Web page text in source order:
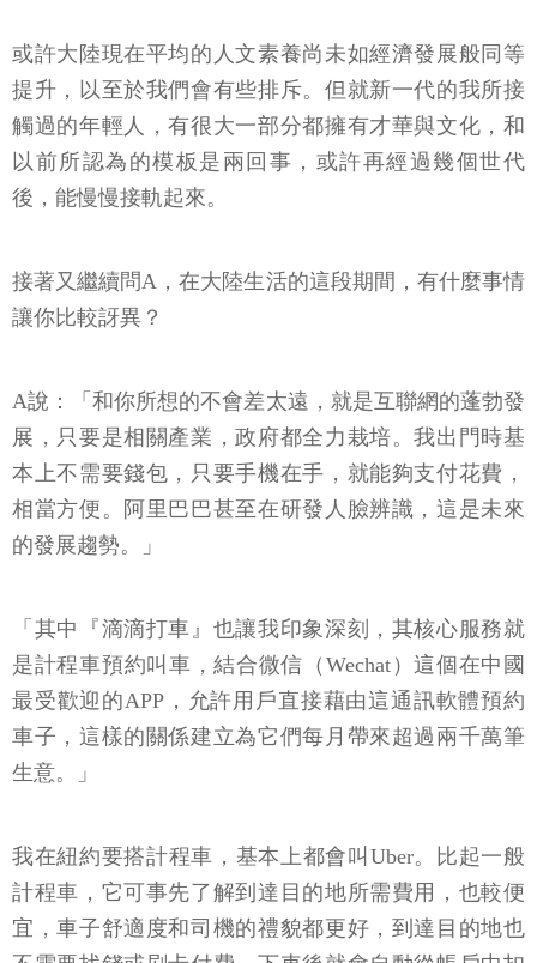
或許大陸現在平均的人文素養尚未如經濟發展般同等
提升，以至於我們會有些排斥。但就新一代的我所接
觸過的年輕人，有很大一部分都擁有才華與文化，和
以前所認為的模板是兩回事，或許再經過幾個世代
後，能慢慢接軌起來。
接著又繼續問A，在大陸生活的這段期間，有什麼事情
讓你比較訝異？
A說：「和你所想的不會差太遠，就是互聯網的蓬勃發
展，只要是相關產業，政府都全力栽培。我出門時基
本上不需要錢包，只要手機在手，就能夠支付花費，
相當方便。阿里巴巴甚至在研發人臉辨識，這是未來
的發展趨勢。」
「其中『滴滴打車』也讓我印象深刻，其核心服務就
是計程車預約叫車，結合微信（Wechat）這個在中國
最受歡迎的APP，允許用戶直接藉由這通訊軟體預約
車子，這樣的關係建立為它們每月帶來超過兩千萬筆
生意。」
我在紐約要搭計程車，基本上都會叫Uber。比起一般
計程車，它可事先了解到達目的地所需費用，也較便
宜，車子舒適度和司機的禮貌都更好，到達目的地也